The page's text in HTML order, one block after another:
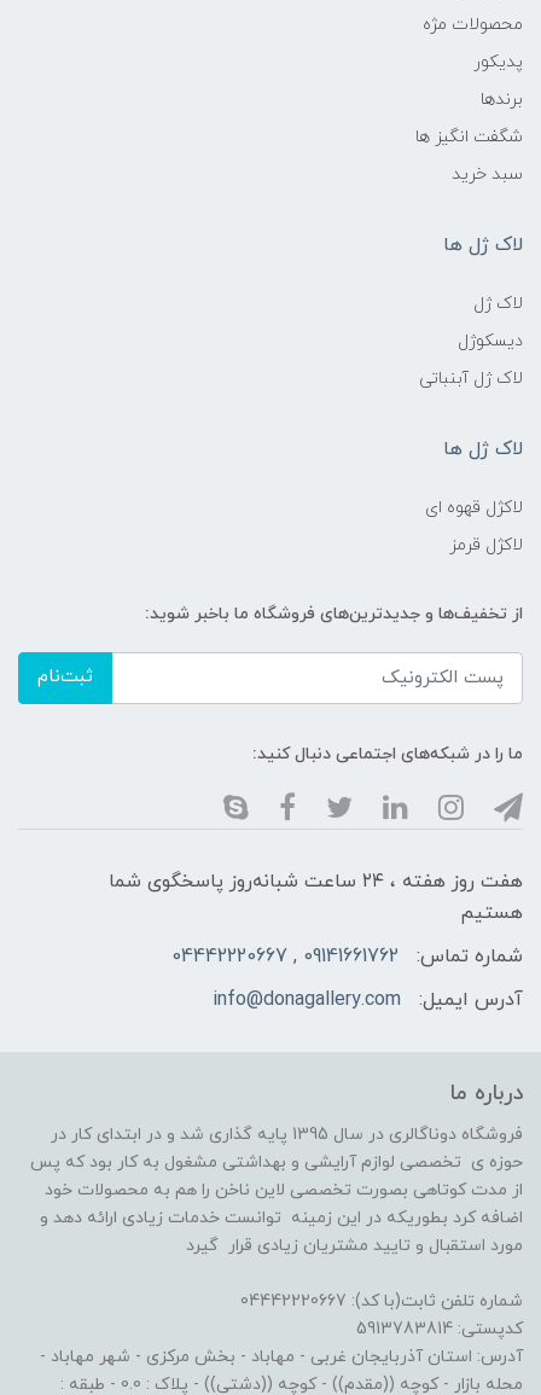
محصولات مژه
پدیکور
برندها
شگفت انگیز ها
سبد خرید
لاک ژل ها
لاک ژل
دیسکوژل
لاک ژل آبنباتی
لاک ژل ها
لاکژل قهوه ای
لاکژل قرمز
از تخفیف‌ها و جدیدترین‌های فروشگاه ما باخبر شوید:
ثبت‌نام
ما را در شبکه‌های اجتماعی دنبال کنید:
هفت روز هفته ، ۲۴ ساعت شبانه‌روز پاسخگوی شما
هستیم
شماره تماس:
09141661762 , 04442220667
آدرس ایمیل:
info@donagallery.com
درباره ما
فروشگاه دوناگالری در سال 1395 پایه گذاری شد و در ابتدای کار در
حوزه ی تخصصی لوازم آرایشی و بهداشتی مشغول به کار بود که پس
از مدت کوتاهی بصورت تخصصی لاین ناخن را هم به محصولات خود
اضافه کرد بطوریکه در این زمینه توانست خدمات زیادی ارائه دهد و
مورد استقبال و تایید مشتریان زیادی قرار گیرد
شماره تلفن ثابت(با کد): 04442220667
کدپستی: 5913783814
آدرس: استان آذربایجان غربی - مهاباد - بخش مرکزی - شهر مهاباد -
محله بازار - کوچه ((مقدم)) - کوچه ((دشتی)) - پلاک : 0.0 - طبقه :